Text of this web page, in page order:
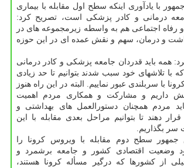
با یادآوری اینکه سطح اول مقابله با بیماری
درمانی و کادر پزشکی است، تصریح کرد:
و رفاه اجتماعی هم به واسطه زیرمجموعه های در
و درمان، سهم و نقش عمده ای در این حوزه
همه باید قدردان جامعه پزشکی و کادر درمانی
با تلاشهای خود سبب شدند بتوانیم تا حد زیادی
با سربلندی عبور نماییم. البته در این راه هنوز
داریم و مشارکت و همکاری مردم اهمیت
مردم همچنان دستورالعمل های بهداشتی و
دهند تا بتوانیم مراحل بعدی مقابله با این
بگذاریم.
سطح دوم مقابله با ویروس کرونا را
وضعیت اقتصادی کشور و جامعه برشمرد و
از کشورها که درگیر مسأله کرونا هستند،